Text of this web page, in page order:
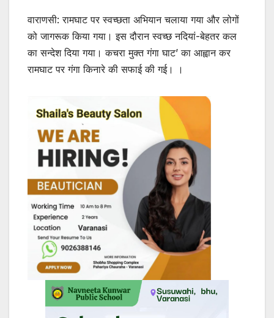
वाराणसी: रामघाट पर स्वच्छता अभियान चलाया गया और लोगों
को जागरूक किया गया। इस दौरान स्वच्छ नदियां-बेहतर कल
का सन्देश दिया गया। कचरा मुक्त गंगा घाट’ का आह्वान कर
रामघाट पर गंगा किनारे की सफाई की गई। ।